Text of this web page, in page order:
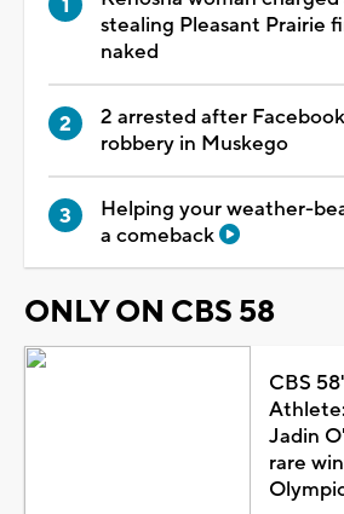
stealing Pleasant Prairie
naked
2 arrested after
robbery in Muskego
Helping your weather-
a comeback
ONLY ON CBS 58
CBS
Jadin
rare